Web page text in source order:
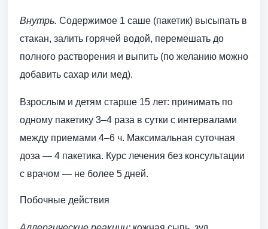
Внутрь. Содержимое 1 саше (пакетик) высыпать в
стакан, залить горячей водой, перемешать до
полного растворения и выпить (по желанию можно
добавить сахар или мед).
Взрослым и детям старше 15 лет: принимать по
одному пакетику 3–4 раза в сутки с интервалами
между приемами 4–6 ч. Максимальная суточная
доза — 4 пакетика. Курс лечения без консультации
с врачом — не более 5 дней.
Побочные действия